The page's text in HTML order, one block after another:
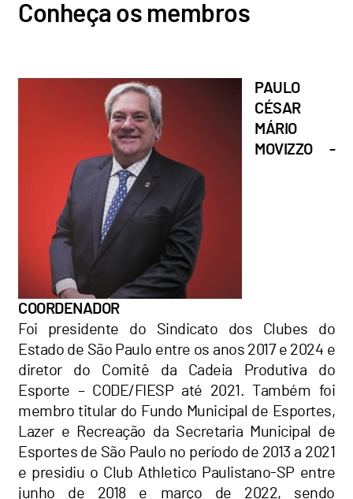
Conheça os membros
PAULO
CÉSAR
MÁRIO
MOVIZZO -
COORDENADOR
Foi presidente do Sindicato dos Clubes do
Estado de São Paulo entre os anos 2017 e 2024 e
diretor do Comitê da Cadeia Produtiva do
Esporte – CODE/FIESP até 2021. Também foi
membro titular do Fundo Municipal de Esportes,
Lazer e Recreação da Secretaria Municipal de
Esportes de São Paulo no período de 2013 a 2021
e presidiu o Club Athletico Paulistano-SP entre
junho de 2018 e março de 2022, sendo